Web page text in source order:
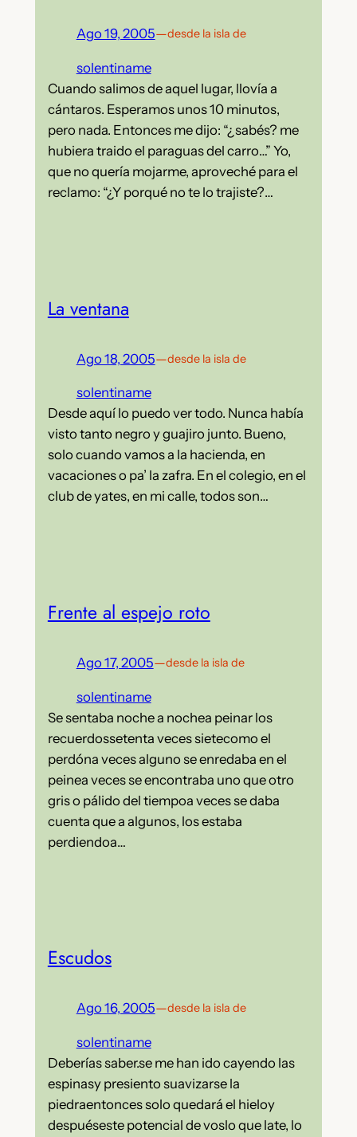
Ago 19, 2005—desde la isla de
solentiname
Cuando salimos de aquel lugar, llovía a
cántaros. Esperamos unos 10 minutos,
pero nada. Entonces me dijo: “¿sabés? me
hubiera traido el paraguas del carro…” Yo,
que no quería mojarme, aproveché para el
reclamo: “¿Y porqué no te lo trajiste?…
La ventana
Ago 18, 2005—desde la isla de
solentiname
Desde aquí lo puedo ver todo. Nunca había
visto tanto negro y guajiro junto. Bueno,
solo cuando vamos a la hacienda, en
vacaciones o pa’ la zafra. En el colegio, en el
club de yates, en mi calle, todos son…
Frente al espejo roto
Ago 17, 2005—desde la isla de
solentiname
Se sentaba noche a nochea peinar los
recuerdossetenta veces sietecomo el
perdóna veces alguno se enredaba en el
peinea veces se encontraba uno que otro
gris o pálido del tiempoa veces se daba
cuenta que a algunos, los estaba
perdiendoa…
Escudos
Ago 16, 2005—desde la isla de
solentiname
Deberías saber.se me han ido cayendo las
espinasy presiento suavizarse la
piedraentonces solo quedará el hieloy
despuéseste potencial de voslo que late, lo